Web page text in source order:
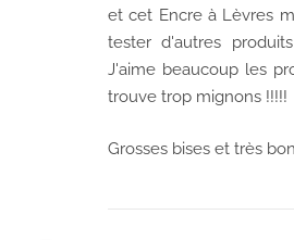
et cet Encre à Lèvres
tester d'autres
J'aime beaucoup les
trouve trop mignons !!!!!
Grosses bises et très